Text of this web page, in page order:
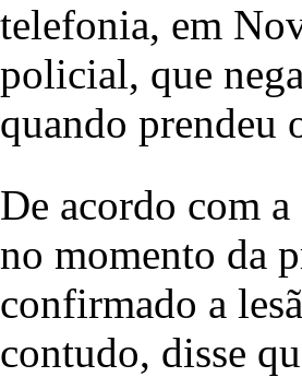
telefonia, em
policial, que
quando prendeu
De acordo com
no momento da
confirmado a
contudo, disse